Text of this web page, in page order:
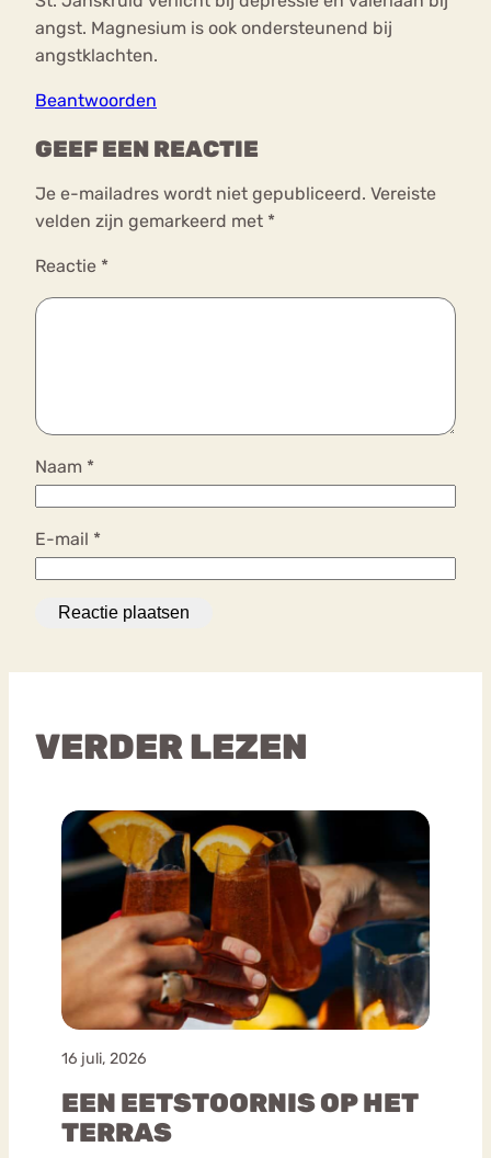
angst. Magnesium is ook ondersteunend bij
angstklachten.
Beantwoorden
GEEF EEN REACTIE
Je e-mailadres wordt niet gepubliceerd. Vereiste
velden zijn gemarkeerd met *
Reactie *
Naam *
E-mail *
VERDER LEZEN
16 juli, 2026
EEN EETSTOORNIS OP HET
TERRAS